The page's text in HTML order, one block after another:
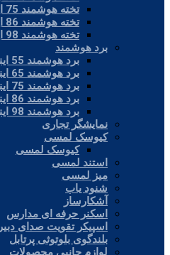
تخته هوشمند 75 اینچ
تخته هوشمند 86 اینچ
تخته هوشمند 98 اینچ
برد هوشمند
برد هوشمند 55 اینچ
برد هوشمند 65 اینچ
برد هوشمند 75 اینچ
برد هوشمند 86 اینچ
برد هوشمند 98 اینچ
نمایشگر تجاری
کیوسک لمسی
کیوسک لمسی
استند لمسی
میز لمسی
شنود یاب
آشکارساز
اسکنر حرفه ای مدارس
اسپیکر تقویت صدای دبیر
بلندگوی بلوتوثی پرتابل
لوازم جانبی محصولات